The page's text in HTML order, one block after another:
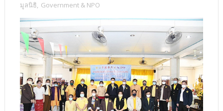
มูลนิธิ, Government & NPO